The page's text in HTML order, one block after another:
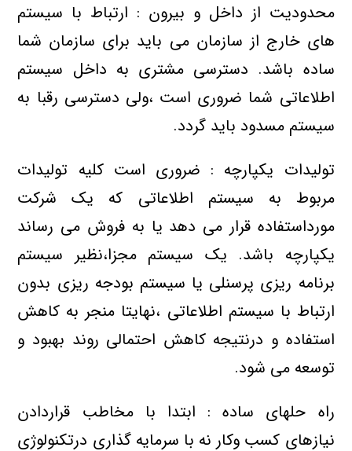
محدودیت از داخل و بیرون : ارتباط با سیستم
های خارج از سازمان می باید برای سازمان شما
ساده باشد. دسترسی مشتری به داخل سیستم
اطلاعاتی شما ضروری است ،ولی دسترسی رقبا به
سیستم مسدود باید گردد.
تولیدات یکپارچه : ضروری است کلیه تولیدات
مربوط به سیستم اطلاعاتی که یک شرکت
مورداستفاده قرار می دهد یا به فروش می رساند
یکپارچه باشد. یک سیستم مجزا،نظیر سیستم
برنامه ریزی پرسنلی یا سیستم بودجه ریزی بدون
ارتباط با سیستم اطلاعاتی ،نهایتا منجر به کاهش
استفاده و درنتیجه کاهش احتمالی روند بهبود و
توسعه می شود.
راه حلهای ساده : ابتدا با مخاطب قراردادن
نیازهای کسب وکار نه با سرمایه گذاری درتکنولوژی